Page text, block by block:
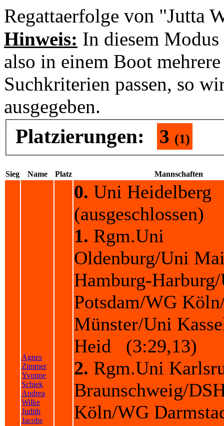
Regattaerfolge von "Jutta
Hinweis: In diesem
also in einem Boot
Suchkriterien passen, so
ausgegeben.
Platzierungen: 3 (1)
Sieg Name Platz Mannschaften
Agnes
Zimmer
Yvonne
Schiek
Andrea
Wilke
Judith
Jacobs
0. Uni Heidelberg
(ausgeschlossen)
1. Rgm.Uni
Oldenburg/Uni
Hamburg-
Potsdam/WG
Münster/Uni
Heid (3:29,13)
2. Rgm.Uni
Braunschweig/
Köln/WG